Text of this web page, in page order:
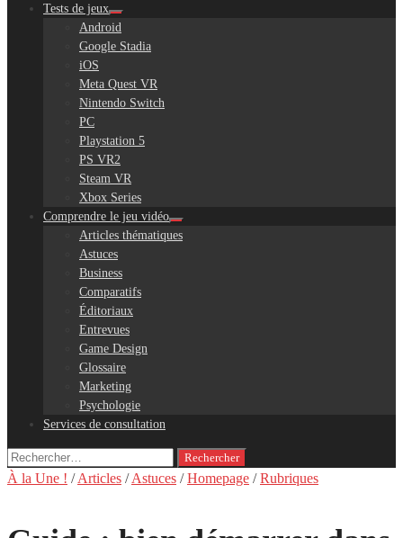
Tests de jeux
Android
Google Stadia
iOS
Meta Quest VR
Nintendo Switch
PC
Playstation 5
PS VR2
Steam VR
Xbox Series
Comprendre le jeu vidéo
Articles thématiques
Astuces
Business
Comparatifs
Éditoriaux
Entrevues
Game Design
Glossaire
Marketing
Psychologie
Services de consultation
Rechercher :
À la Une ! /Articles /Astuces /Homepage /Rubriques